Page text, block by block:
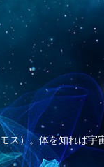
ス）。体を知れば宇